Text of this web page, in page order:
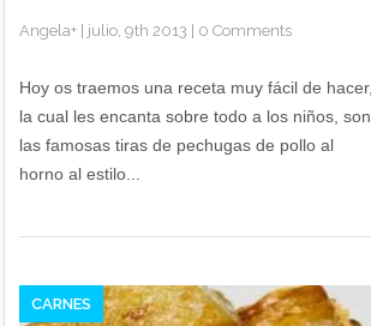
Angela+ julio, 9th 2013 0 Comments
Hoy os traemos una receta muy fácil de hacer,
la cual les encanta sobre todo a los niños, son
las famosas tiras de pechugas de pollo al
horno al estilo...
CARNES